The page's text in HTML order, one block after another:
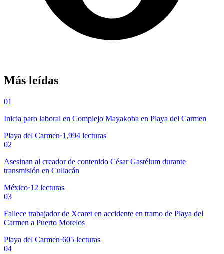
Más leídas
01
Inicia paro laboral en Complejo Mayakoba en Playa del Carmen
Playa del Carmen·1,994 lecturas
02
Asesinan al creador de contenido César Gastélum durante
transmisión en Culiacán
México·12 lecturas
03
Fallece trabajador de Xcaret en accidente en tramo de Playa del
Carmen a Puerto Morelos
Playa del Carmen·605 lecturas
04